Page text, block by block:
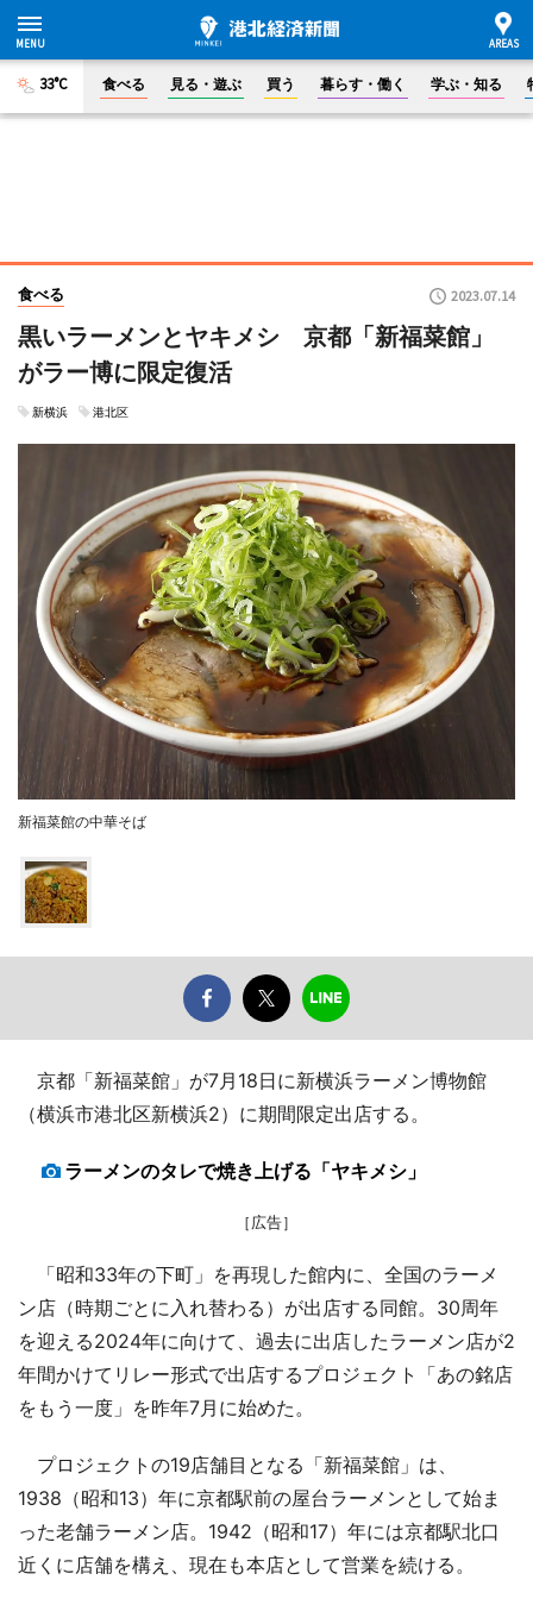
33°C 食べる 見る・遊ぶ 買う 暮らす・働く 学ぶ・知る
食べる 2023.07.14
黒いラーメンとヤキメシ 京都「新福菜館」
がラー博に限定復活
新横浜 港北区
新福菜館の中華そば
京都「新福菜館」が7月18日に新横浜ラーメン博物館
（横浜市港北区新横浜2）に期間限定出店する。
ラーメンのタレで焼き上げる「ヤキメシ」
［広告］
「昭和33年の下町」を再現した館内に、全国のラーメ
ン店（時期ごとに入れ替わる）が出店する同館。30周年
を迎える2024年に向けて、過去に出店したラーメン店が2
年間かけてリレー形式で出店するプロジェクト「あの銘店
をもう一度」を昨年7月に始めた。
プロジェクトの19店舗目となる「新福菜館」は、
1938（昭和13）年に京都駅前の屋台ラーメンとして始ま
った老舗ラーメン店。1942（昭和17）年には京都駅北口
近くに店舗を構え、現在も本店として営業を続ける。